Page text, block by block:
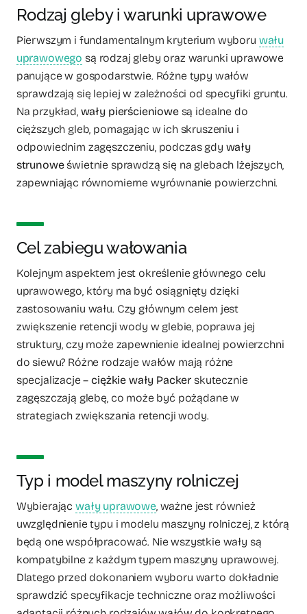
Rodzaj gleby i warunki uprawowe
Pierwszym i fundamentalnym kryterium wyboru wału
uprawowego są rodzaj gleby oraz warunki uprawowe
panujące w gospodarstwie. Różne typy wałów
sprawdzają się lepiej w zależności od specyfiki gruntu.
Na przykład, wały pierścieniowesą idealne do
cięższych gleb, pomagając w ich skruszeniu i
odpowiednim zagęszczeniu, podczas gdy wały
strunoweświetnie sprawdzą się na glebach lżejszych,
zapewniając równomierne wyrównanie powierzchni.
Cel zabiegu wałowania
Kolejnym aspektem jest określenie głównego celu
uprawowego, który ma być osiągnięty dzięki
zastosowaniu wału. Czy głównym celem jest
zwiększenie retencji wody w glebie, poprawa jej
struktury, czy może zapewnienie idealnej powierzchni
do siewu? Różne rodzaje wałów mają różne
specjalizacje –ciężkie wały Packer skutecznie
zagęszczają glebę, co może być pożądane w
strategiach zwiększania retencji wody.
Typ i model maszyny rolniczej
Wybierając wały uprawowe, ważne jest również
uwzględnienie typu i modelu maszyny rolniczej, z którą
będą one współpracować. Nie wszystkie wały są
kompatybilne z każdym typem maszyny uprawowej.
Dlatego przed dokonaniem wyboru warto dokładnie
sprawdzić specyfikacje techniczne oraz możliwości